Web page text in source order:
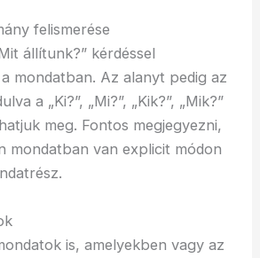
felismerése
állítunk?” kérdéssel
mondatban. Az alanyt pedig az
a „Ki?”, „Mi?”, „Kik?”, „Mik?”
meg. Fontos megjegyezni,
mondatban van explicit módon
is, amelyekben vagy az